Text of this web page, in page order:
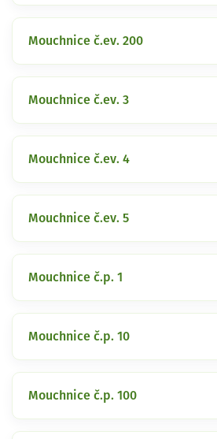
Mouchnice č.ev. 200
Mouchnice č.ev. 3
Mouchnice č.ev. 4
Mouchnice č.ev. 5
Mouchnice č.p. 1
Mouchnice č.p. 10
Mouchnice č.p. 100